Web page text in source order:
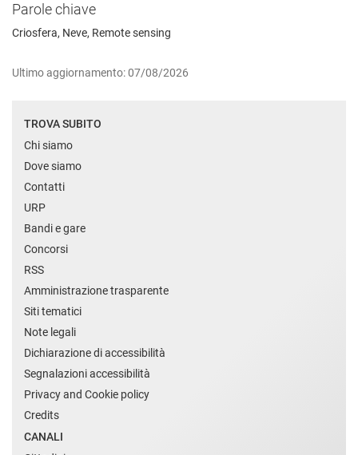
Parole chiave
Criosfera, Neve, Remote sensing
Ultimo aggiornamento: 07/08/2026
TROVA SUBITO
Chi siamo
Dove siamo
Contatti
URP
Bandi e gare
Concorsi
RSS
Amministrazione trasparente
Siti tematici
Note legali
Dichiarazione di accessibilità
Segnalazioni accessibilità
Privacy and Cookie policy
Credits
CANALI